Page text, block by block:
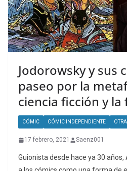
Jodorowsky y sus
paseo por la
ciencia ficción y la
CÓMIC CÓMIC INDEPENDIENTE
17 febrero, 2021 Saenz001
Guionista desde hace ya 30